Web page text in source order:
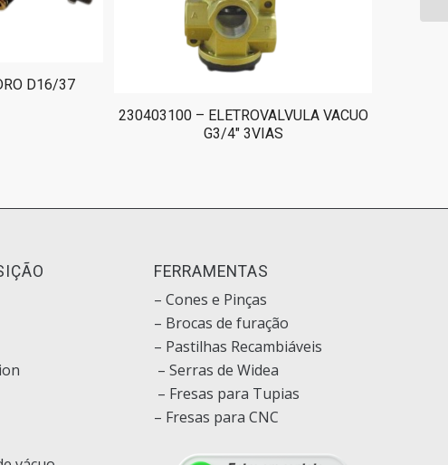
D16/37
230403100 – ELETROVALVULA VACUO
G3/4″ 3VIAS
FERRAMENTAS
– Cones e Pinças
– Brocas de furação
– Pastilhas Recambiáveis
– Serras de Widea
– Fresas para Tupias
– Fresas para CNC